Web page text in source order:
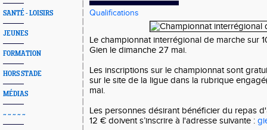
SANTÉ - LOISIRS
JEUNES
FORMATION
HORS STADE
MÉDIAS
~ ~ ~ ~ ~
Qualifications
Le championnat interrégional de marche sur
Gien le dimanche 27 mai.
Les inscriptions sur le championnat sont
sur le site de la ligue dans la rubrique
mai.
Les personnes désirant bénéficier du repas
12 € doivent s’inscrire à l'adresse suivante :